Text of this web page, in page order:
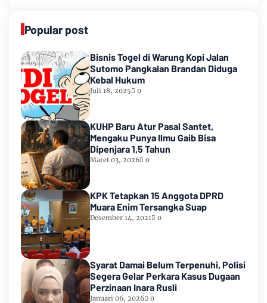
Popular post
Bisnis Togel di Warung Kopi Jalan
Sutomo Pangkalan Brandan Diduga
Kebal Hukum
Juli 18, 2025 0
KUHP Baru Atur Pasal Santet,
Mengaku Punya Ilmu Gaib Bisa
Dipenjara 1,5 Tahun
Maret 03, 2026 0
KPK Tetapkan 15 Anggota DPRD
Muara Enim Tersangka Suap
Desember 14, 2021 0
Syarat Damai Belum Terpenuhi, Polisi
Segera Gelar Perkara Kasus Dugaan
Perzinaan Inara Rusli
Januari 06, 2026 0